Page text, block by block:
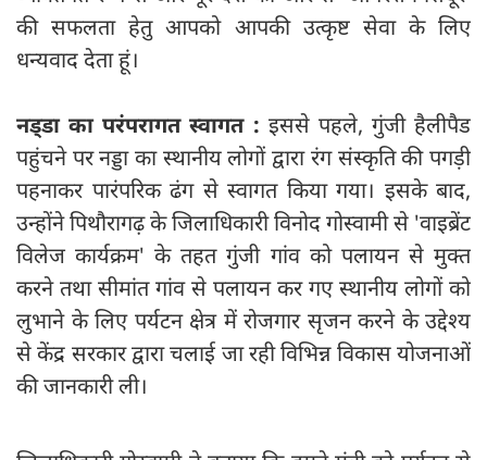
की सफलता हेतु आपको आपकी उत्कृष्ट सेवा के लिए
धन्यवाद देता हूं।
नड्‍डा का परंपरागत स्वागत : इससे पहले, गुंजी हैलीपैड
पहुंचने पर नड्डा का स्थानीय लोगों द्वारा रंग संस्कृति की पगड़ी
पहनाकर पारंपरिक ढंग से स्वागत किया गया। इसके बाद,
उन्होंने पिथौरागढ़ के जिलाधिकारी विनोद गोस्वामी से 'वाइब्रेंट
विलेज कार्यक्रम' के तहत गुंजी गांव को पलायन से मुक्त
करने तथा सीमांत गांव से पलायन कर गए स्थानीय लोगों को
लुभाने के लिए पर्यटन क्षेत्र में रोजगार सृजन करने के उद्देश्य
से केंद्र सरकार द्वारा चलाई जा रही विभिन्न विकास योजनाओं
की जानकारी ली।